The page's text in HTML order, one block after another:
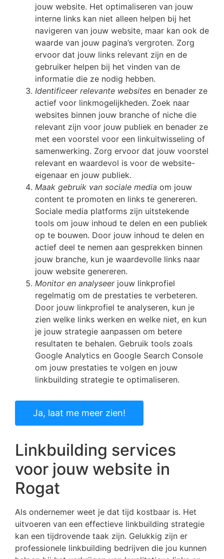
jouw website. Het optimaliseren van jouw
interne links kan niet alleen helpen bij het
navigeren van jouw website, maar kan ook de
waarde van jouw pagina’s vergroten. Zorg
ervoor dat jouw links relevant zijn en de
gebruiker helpen bij het vinden van de
informatie die ze nodig hebben.
Identificeer relevante websites en benader ze
actief voor linkmogelijkheden. Zoek naar
websites binnen jouw branche of niche die
relevant zijn voor jouw publiek en benader ze
met een voorstel voor een linkuitwisseling of
samenwerking. Zorg ervoor dat jouw voorstel
relevant en waardevol is voor de website-
eigenaar en jouw publiek.
Maak gebruik van sociale media om jouw
content te promoten en links te genereren.
Sociale media platforms zijn uitstekende
tools om jouw inhoud te delen en een publiek
op te bouwen. Door jouw inhoud te delen en
actief deel te nemen aan gesprekken binnen
jouw branche, kun je waardevolle links naar
jouw website genereren.
Monitor en analyseer jouw linkprofiel
regelmatig om de prestaties te verbeteren.
Door jouw linkprofiel te analyseren, kun je
zien welke links werken en welke niet, en kun
je jouw strategie aanpassen om betere
resultaten te behalen. Gebruik tools zoals
Google Analytics en Google Search Console
om jouw prestaties te volgen en jouw
linkbuilding strategie te optimaliseren.
Ja, laat me meer zien!
Linkbuilding services
voor jouw website in
Rogat
Als ondernemer weet je dat tijd kostbaar is. Het
uitvoeren van een effectieve linkbuilding strategie
kan een tijdrovende taak zijn. Gelukkig zijn er
professionele linkbuilding bedrijven die jou kunnen